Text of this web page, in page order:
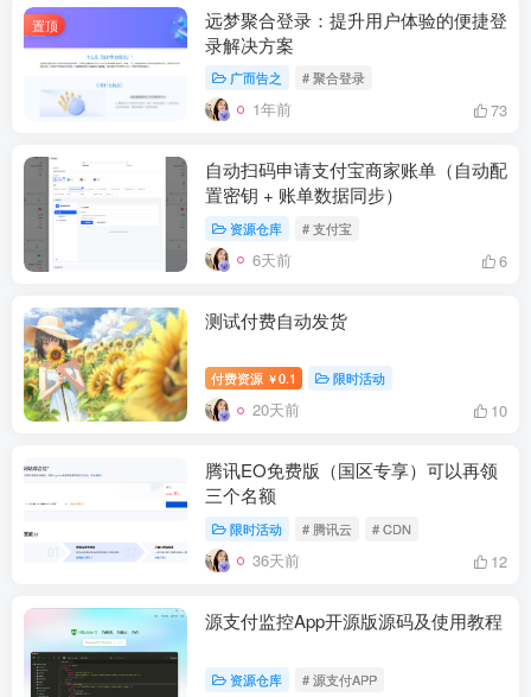
置顶
远梦聚合登录：提升用户体验的便捷登
录解决方案
广而告之 # 聚合登录
1年前 73
自动扫码申请支付宝商家账单（自动配
置密钥 + 账单数据同步）
资源仓库 # 支付宝
6天前 6
测试付费自动发货
付费资源 ￥0.1 限时活动
20天前 10
腾讯EO免费版（国区专享）可以再领
三个名额
限时活动 # 腾讯云 # CDN
36天前 12
源支付监控App开源版源码及使用教程
资源仓库 # 源支付APP